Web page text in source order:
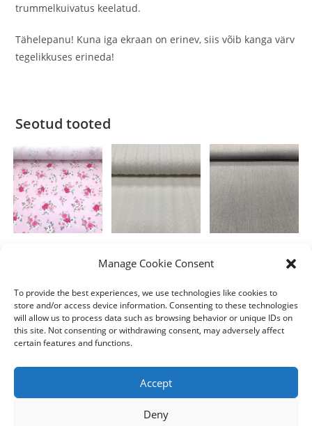
Manage Cookie Consent
To provide the best experiences, we use technologies like cookies to
store and/or access device information. Consenting to these technologies
will allow us to process data such as browsing behavior or unique IDs on
this site. Not consenting or withdrawing consent, may adversely affect
certain features and functions.
Accept
Deny
trummelkuivatus keelatud.
Tähelepanu! Kuna iga ekraan on erinev, siis võib kanga värv
tegelikkuses erineda!
Seotud tooted
4.00€ /m
Lisa korvi
Loodusvalge
10.00€ /m
8.00€ /m
Lisa korvi